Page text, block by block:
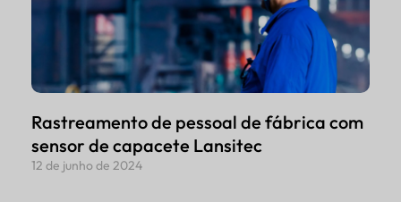
Rastreamento de pessoal de fábrica com
sensor de capacete Lansitec
12 de junho de 2024